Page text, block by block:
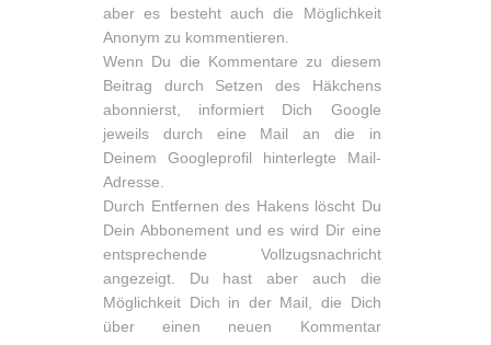
aber es besteht auch die Möglichkeit
Anonym zu kommentieren.
Wenn Du die Kommentare zu diesem
Beitrag durch Setzen des Häkchens
abonnierst, informiert Dich Google
jeweils durch eine Mail an die in
Deinem Googleprofil hinterlegte Mail-
Adresse.
Durch Entfernen des Hakens löscht Du
Dein Abbonement und es wird Dir eine
entsprechende Vollzugsnachricht
angezeigt. Du hast aber auch die
Möglichkeit Dich in der Mail, die Dich
über einen neuen Kommentar